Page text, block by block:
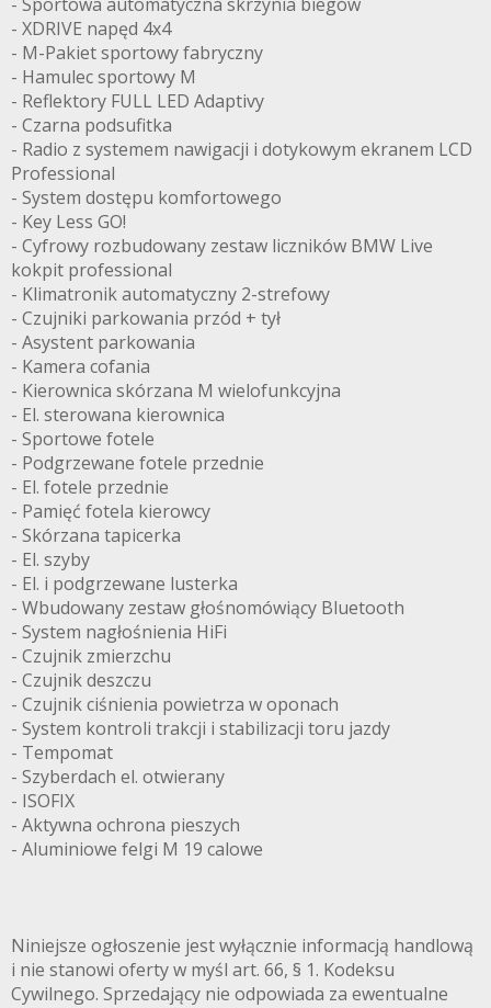
- XDRIVE napęd 4x4
- M-Pakiet sportowy fabryczny
- Hamulec sportowy M
- Reflektory FULL LED Adaptivy
- Czarna podsufitka
- Radio z systemem nawigacji i dotykowym ekranem LCD
Professional
- System dostępu komfortowego
- Key Less GO!
- Cyfrowy rozbudowany zestaw liczników BMW Live
kokpit professional
- Klimatronik automatyczny 2-strefowy
- Czujniki parkowania przód + tył
- Asystent parkowania
- Kamera cofania
- Kierownica skórzana M wielofunkcyjna
- El. sterowana kierownica
- Sportowe fotele
- Podgrzewane fotele przednie
- El. fotele przednie
- Pamięć fotela kierowcy
- Skórzana tapicerka
- El. szyby
- El. i podgrzewane lusterka
- Wbudowany zestaw głośnomówiący Bluetooth
- System nagłośnienia HiFi
- Czujnik zmierzchu
- Czujnik deszczu
- Czujnik ciśnienia powietrza w oponach
- System kontroli trakcji i stabilizacji toru jazdy
- Tempomat
- Szyberdach el. otwierany
- ISOFIX
- Aktywna ochrona pieszych
- Aluminiowe felgi M 19 calowe
Niniejsze ogłoszenie jest wyłącznie informacją handlową
i nie stanowi oferty w myśl art. 66, § 1. Kodeksu
Cywilnego. Sprzedający nie odpowiada za ewentualne